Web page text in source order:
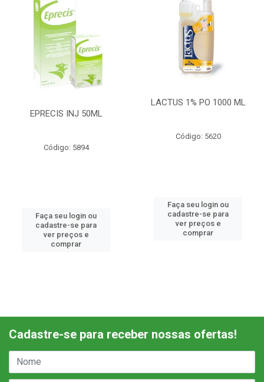
EPRECIS INJ 50ML
Código: 5894
Faça seu login ou
cadastre-se para
ver preços e
comprar
LACTUS 1% PO 1000 ML
Código: 5620
Faça seu login ou
cadastre-se para
ver preços e
comprar
Cadastre-se para receber nossas ofertas!